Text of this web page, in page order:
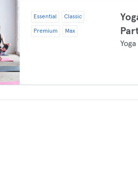
Essential Classic
Premium Max
Yoga